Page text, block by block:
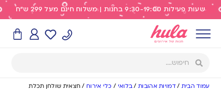
שעות פעילות 9:30-19:00 בחנות | משלוח חינם מעל 299 ש"ח
עמוד הבית /דמויות אהובות/בלואי / כלי אירוח / חצאית שולחן תכלת